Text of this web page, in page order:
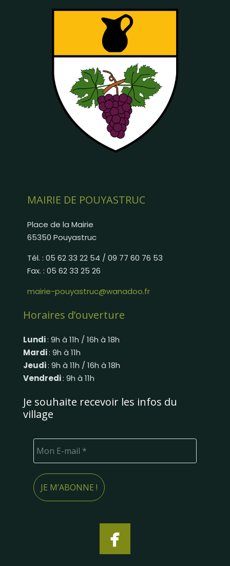
MAIRIE DE POUYASTRUC
Place de la Mairie
65350 Pouyastruc
Tél. : 05 62 33 22 54 / 09 77 60 76 53
Fax. : 05 62 33 25 26
mairie-pouyastruc@wanadoo.fr
Horaires d’ouverture
Lundi: 9h à 11h / 16h à 18h
Mardi: 9h à 11h
Jeudi: 9h à 11h / 16h à 18h
Vendredi: 9h à 11h
Je souhaite recevoir les infos du
village